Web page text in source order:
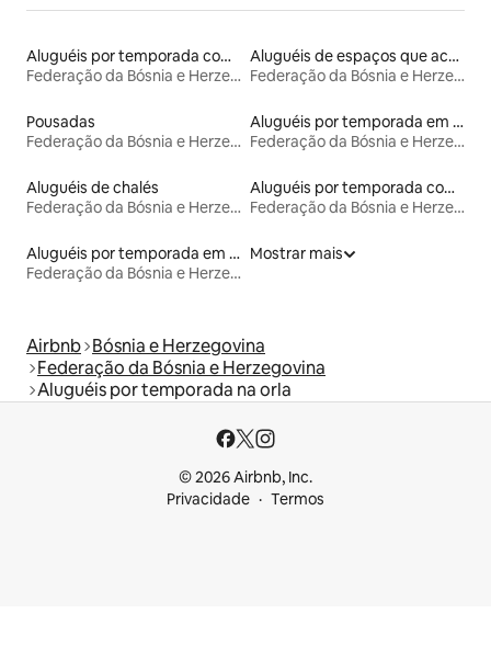
Aluguéis por temporada com café da manhã
Federação da Bósnia e Herzegovina
Aluguéis de espaços que aceitam animais de estimação
Federação da Bósnia e Herzegovina
Pousadas
Federação da Bósnia e Herzegovina
Aluguéis por temporada em acampamentos
Federação da Bósnia e Herzegovina
Aluguéis de chalés
Federação da Bósnia e Herzegovina
Aluguéis por temporada com cama de altura acessível
Federação da Bósnia e Herzegovina
Aluguéis por temporada em hotéis-fazenda
Federação da Bósnia e Herzegovina
Mostrar mais
Airbnb Bósnia e Herzegovina
Federação da Bósnia e Herzegovina
Aluguéis por temporada na orla
© 2026 Airbnb, Inc.
Privacidade
Termos